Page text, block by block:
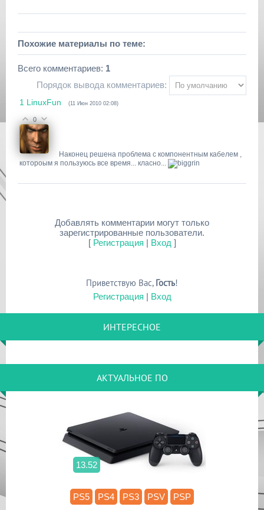
Похожие материалы по теме:
Всего комментариев: 1
Порядок вывода комментариев:
1 LinuxFun (11 Июн 2010 02:08)
0
Наконец решена проблема с компонентным кабелем ,
котороым я пользуюсь все время... класно...
Добавлять комментарии могут только
зарегистрированные пользователи.
[ Регистрация | Вход ]
Приветствую Вас, Гость!
Регистрация | Вход
ИНТЕРЕСНОЕ
АКТУАЛЬНОЕ ПО
13.52
PS5 PS4 PS3 PSV PSP